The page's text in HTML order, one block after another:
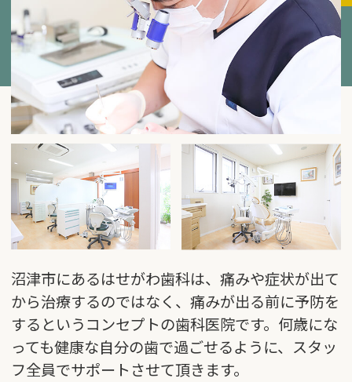
沼津市にあるはせがわ歯科は、痛みや症状が出て
から治療するのではなく、痛みが出る前に予防を
するというコンセプトの歯科医院です。 何歳にな
っても健康な自分の歯で過ごせるように、スタッ
フ全員でサポートさせて頂きます。